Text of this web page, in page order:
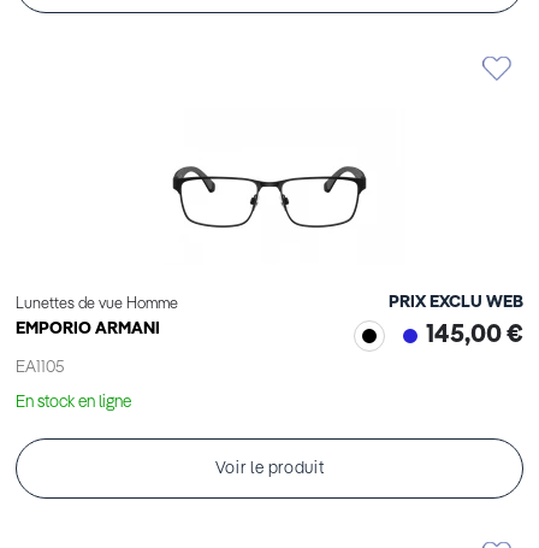
Lunettes de vue Homme
EMPORIO ARMANI
EA1105
PRIX EXCLU WEB
145,00 €
En stock en ligne
Voir le produit